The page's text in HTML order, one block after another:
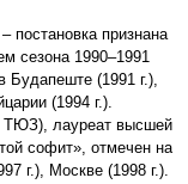
постановка признана
сезона 1990–1991
Будапеште (1991 г.),
(1994 г.).
ТЮЗ), лауреат высшей
софит», отмечен на
г.), Москве (1998 г.).